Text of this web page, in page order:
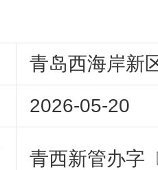
青岛西海岸新
2026-05-20
青西新管办字